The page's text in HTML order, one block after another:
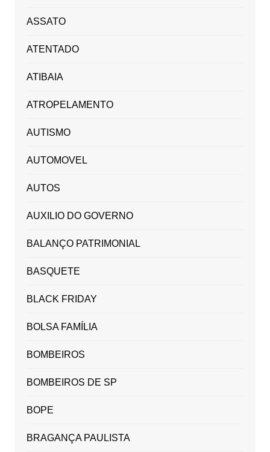
ASSATO
ATENTADO
ATIBAIA
ATROPELAMENTO
AUTISMO
AUTOMOVEL
AUTOS
AUXILIO DO GOVERNO
BALANÇO PATRIMONIAL
BASQUETE
BLACK FRIDAY
BOLSA FAMÍLIA
BOMBEIROS
BOMBEIROS DE SP
BOPE
BRAGANÇA PAULISTA